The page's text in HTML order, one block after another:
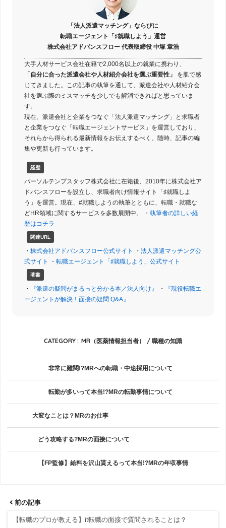
「法人派遣マッチング」ならびに
転職エージェント「♯就職しよう」運営
株式会社アドバンスフロー 代表取締役 中塚 章浩
大手人材サービス会社在籍で2,000名以上の就業に携わり、
「自分に合った派遣会社や人材紹介会社を選ぶ重要性」
を肌で感
じてきました。この記事の執筆を通して、派遣会社や人材紹介会
社を選ぶ際のミスマッチを少しでも解消できればと思っていま
す。
現在、派遣会社と企業をつなぐ「法人派遣マッチング」と求職者
と企業をつなぐ「転職エージェントサービス」を運営しており、
それらから得られる最新情報をお伝えするべく、随時、記事の編
集や更新も行っています。
経歴
パーソルテンプスタッフ株式会社に在籍後、2010年に株式会社ア
ドバンスフローを設立し、求職者向け情報サイト「♯就職しよ
う」を運営。現在、#就職しようの執筆とともに、転職・就職な
どHR領域に関するサービスを多数展開中。 ・ 執筆者の詳しい経
歴はコチラ
関連URL
・ 株式会社アドバンスフロー公式サイト ・ 法人派遣マッチング公
式サイト
・ 転職エージェント「♯就職しよう」公式サイト
著書
・ 『派遣の疑問がまるっと分かる本／法人向け』 ・
『現役転職エ
ージェントが解決！面接の疑問 Q&A』
CATEGORY : MR（医薬情報担当者） 職種の知識
非常に難関!?MRへの転職・中途採用について
転勤が多いって本当!?MRの転勤事情について
大変なことは？MRのお仕事
どう攻略する?MRの面接について
【FP監修】給料を沢山貰えるって本当!?MRの年収事情
前の記事
【転職のプロが教える】it転職の面接で質問されることは？